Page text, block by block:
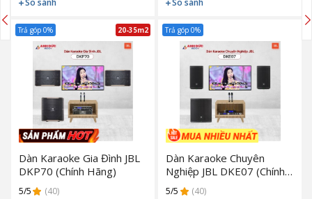
Trả góp 0% 20-35m2
Dàn Karaoke Gia Đình JBL
DKP70 (Chính Hãng)
5/5 (40)
Trả góp 0%
Dàn Karaoke Chuyên
Nghiệp JBL DKE07 (Chính
Hãng)
5/5 (40)